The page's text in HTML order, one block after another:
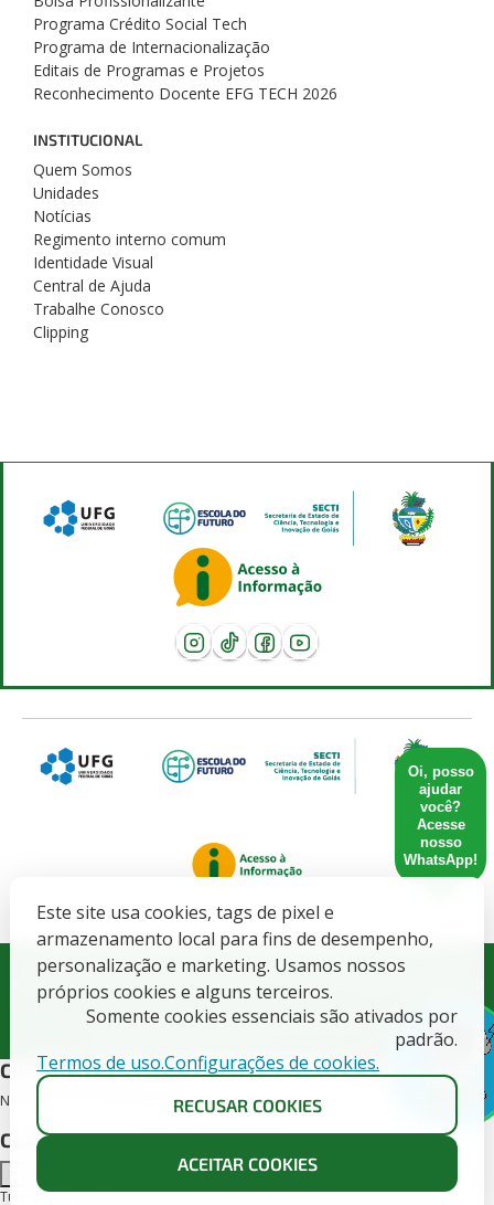
X
Oi, posso
ajudar
você?
Acesse
nosso
WhatsApp!
Este site usa cookies, tags de pixel e
armazenamento local para fins de desempenho,
personalização e marketing. Usamos nossos
próprios cookies e alguns terceiros.
Somente cookies essenciais são ativados por
padrão.
Termos de uso.Configurações de cookies.
RECUSAR COOKIES
ACEITAR COOKIES
Programa Crédito Social Tech
Programa de Internacionalização
Editais de Programas e Projetos
Reconhecimento Docente EFG TECH 2026
INSTITUCIONAL
Quem Somos
Unidades
Notícias
Regimento interno comum
Identidade Visual
Central de Ajuda
Trabalhe Conosco
Clipping
Governo do Estado de Goiás. SECRETARIA DE ESTADO DE
CIENCIA, TECNOLOGIA E INOVACAO - CNPJ: 21.652.711/0001-10
Todos direitos Reservados CETT/UFG - 2025.
Cursos deste edital
Nenhum curso encontrado para este edital.
Conheça as turmas disponíveis
Turmas para o curso -